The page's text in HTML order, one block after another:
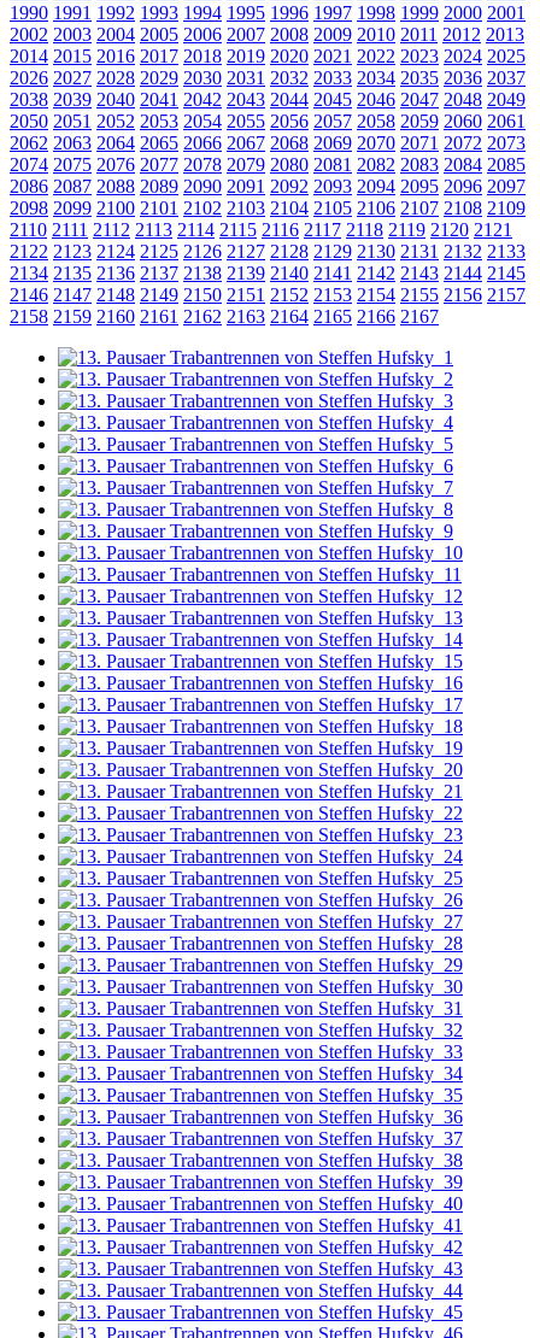
1990 1991 1992 1993 1994 1995 1996 1997 1998 1999 2000 2001
2002 2003 2004 2005 2006 2007 2008 2009 2010 2011 2012 2013
2014 2015 2016 2017 2018 2019 2020 2021 2022 2023 2024 2025
2026 2027 2028 2029 2030 2031 2032 2033 2034 2035 2036 2037
2038 2039 2040 2041 2042 2043 2044 2045 2046 2047 2048 2049
2050 2051 2052 2053 2054 2055 2056 2057 2058 2059 2060 2061
2062 2063 2064 2065 2066 2067 2068 2069 2070 2071 2072 2073
2074 2075 2076 2077 2078 2079 2080 2081 2082 2083 2084 2085
2086 2087 2088 2089 2090 2091 2092 2093 2094 2095 2096 2097
2098 2099 2100 2101 2102 2103 2104 2105 2106 2107 2108 2109
2110 2111 2112 2113 2114 2115 2116 2117 2118 2119 2120 2121
2122 2123 2124 2125 2126 2127 2128 2129 2130 2131 2132 2133
2134 2135 2136 2137 2138 2139 2140 2141 2142 2143 2144 2145
2146 2147 2148 2149 2150 2151 2152 2153 2154 2155 2156 2157
2158 2159 2160 2161 2162 2163 2164 2165 2166 2167